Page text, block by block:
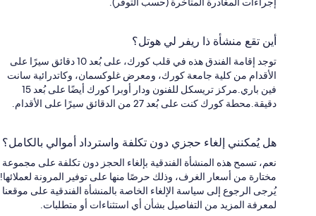
أين تقع منشأة ذا ريفر لي هوتل؟
توجد إقامة الفندق هذه في قلب كورك، على بُعد 10 دقائق سيرًا على
الأقدام من كلية جامعة كورك، ومعرض غلوكسمان، وكاتدرائية سانت
فين باري.مركز تريسكل للفنون ودار أوبرا كورك أيضًا على بُعد 15
دقيقة.محطة كورك كنت على بُعد 27 من الدقائق سيرًا على الأقدام.
هل يُمكنني إلغاء حجزي دون تكلفة واسترداد أموالي بالكامل؟
نعم، تسمح هذه المنشأة الفندقية بإلغاء الحجز دون تكلفة على مجموعة
مختارة من أسعار الغرف، وذلك حرصًا منها على توفير المرونة لعملائها!
يُرجى الرجوع إلى سياسة الإلغاء الخاصة بالمنشأة الفندقية على موقعنا
لمعرفة المزيد من التفاصيل بشأن أي استثناءات أو متطلبات.